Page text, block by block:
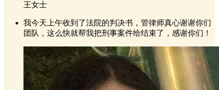
王女士
我今天上午收到了法院的判决书，管律师真心谢谢你们
团队，这么快就帮我把刑事案件给结束了，感谢你们！